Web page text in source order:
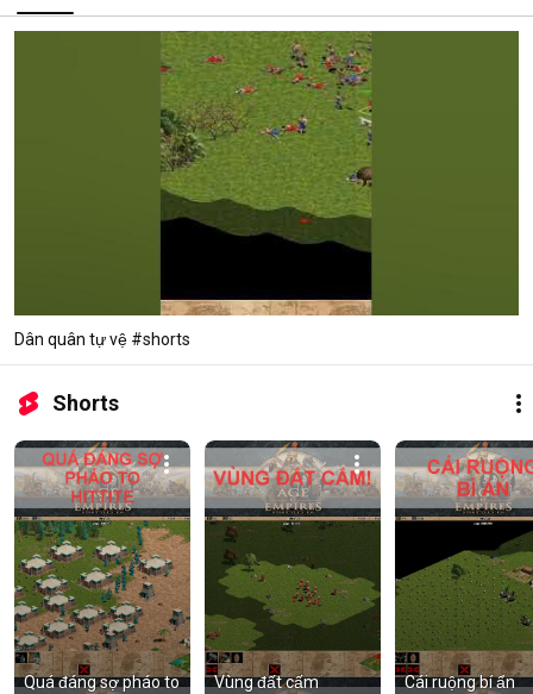
Dân quân tự vệ #shorts
Shorts
Quá đáng sợ pháo to
Vùng đất cấm
Cái ruộng bí ẩn